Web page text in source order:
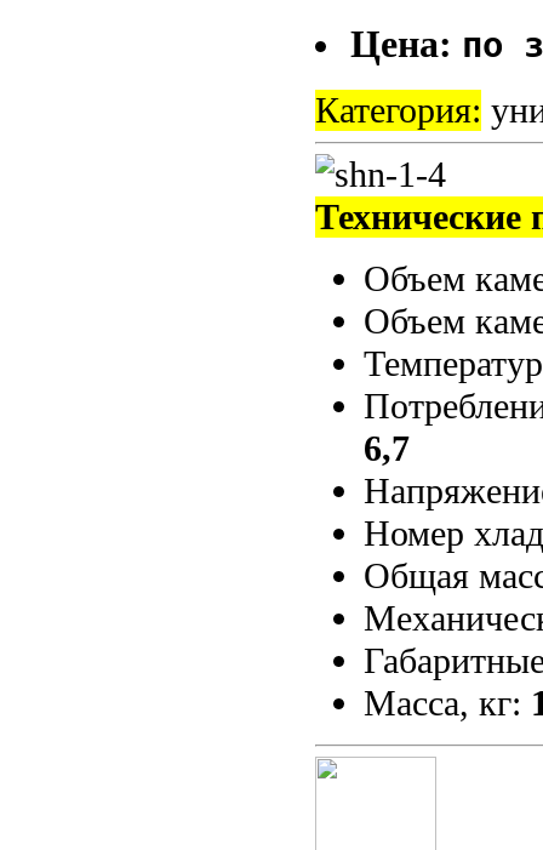
Цена: по
Категория:
Технические
Объем
Объем
6,7
Номер
Общая
Масса, кг: